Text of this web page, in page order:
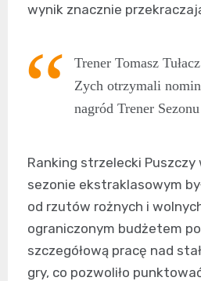
wynik znacznie
Trener Tomasz
Zych otrzymali
nagród Trener
Ranking strzelecki Puszczy
sezonie ekstraklasowym
od rzutów rożnych i
ograniczonym budżetem
szczegółową pracę nad
gry, co pozwoliło